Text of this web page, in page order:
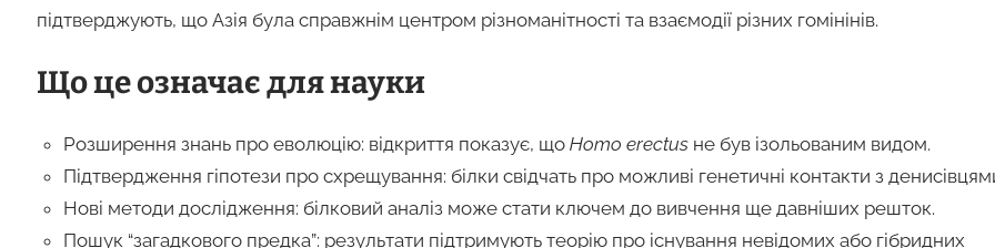
підтверджують, що Азія була справжнім центром різноманітності та взаємодії різних гомінінів.
Що це означає для науки
Розширення знань про еволюцію: відкриття показує, що Homo erectusне був ізольованим видом.
Підтвердження гіпотези про схрещування: білки свідчать про можливі генетичні контакти з
Нові методи дослідження: білковий аналіз може стати ключем до вивчення ще давніших решток.
Пошук “загадкового предка”: результати підтримують теорію про існування невідомих або гібридних